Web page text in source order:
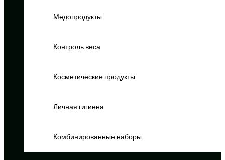
Медопродукты
Контроль веса
Косметические продукты
Личная гигиена
Комбинированные наборы